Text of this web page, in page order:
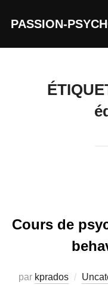
PASSION-
Cours de
par kprados